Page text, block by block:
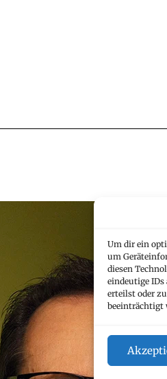
Um dir ein
um
diesen
eindeutige
erteilst oder
beeinträchtigt
+423 235 8117
markus.truschner@marxer.law